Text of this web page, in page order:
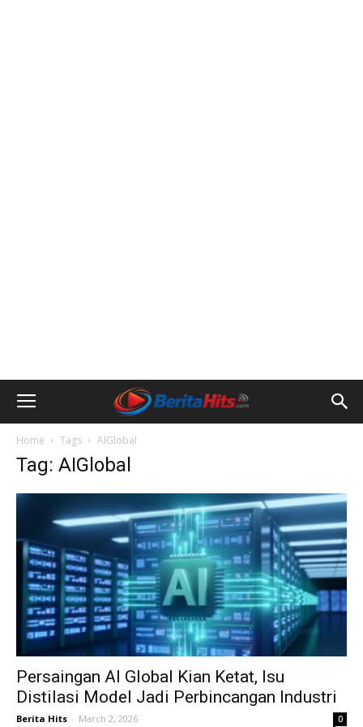
Home Tags AIGlobal
Tag: AIGlobal
Persaingan AI Global Kian Ketat, Isu
Distilasi Model Jadi Perbincangan Industri
Berita Hits - March 2, 2026 0